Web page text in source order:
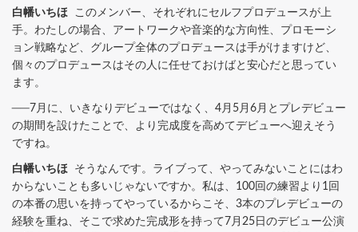
白幡いちほ このメンバー、それぞれにセルフプロデュースが上
手。わたしの場合、アートワークや音楽的な方向性、プロモーシ
ョン戦略など、グループ全体のプロデュースは手がけますけど、
個々のプロデュースはその人に任せておけばと安心だと思ってい
ます。
──7月に、いきなりデビューではなく、4月5月6月とプレデビュー
の期間を設けたことで、より完成度を高めてデビューへ迎えそう
ですね。
白幡いちほ そうなんです。ライブって、やってみないことにはわ
からないことも多いじゃないですか。私は、100回の練習より1回
の本番の思いを持ってやっているからこそ、3本のプレデビューの
経験を重ね、そこで求めた完成形を持って7月25日のデビュー公演